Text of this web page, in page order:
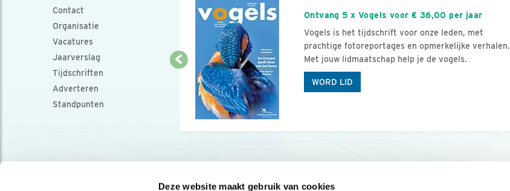
Deze website maakt gebruik van cookies
Contact
Organisatie
Vacatures
Jaarverslag
Tijdschriften
Adverteren
Standpunten
Ontvang 5 x Vogels voor € 36,00 per jaar
Vogels is het tijdschrift voor onze leden, met
prachtige fotoreportages en opmerkelijke verhalen.
Met jouw lidmaatschap help je de vogels.
WORD LID